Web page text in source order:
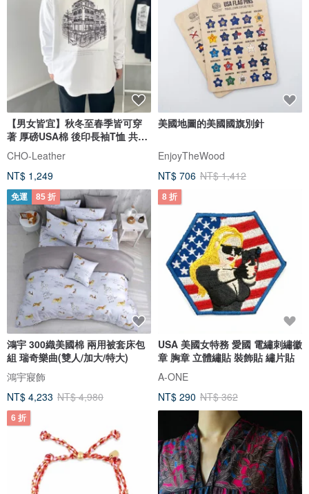
【男女皆宜】秋冬至春季皆可穿
著 厚磅USA棉 後印長袖T恤 共5
色 【白色】
CHO-Leather
NT$ 1,249
美國地圖的美國國旗別針
EnjoyTheWood
NT$ 706 NT$ 1,412
免運 85 折
鴻宇 300織美國棉 兩用被套床包
組 瑞奇樂曲(雙人/加大/特大)
鴻宇寢飾
NT$ 4,233 NT$ 4,980
8 折
USA 美國女特務 愛國 電繡刺繡徽
章 胸章 立體繡貼 裝飾貼 繡片貼
A-ONE
NT$ 290 NT$ 362
6 折